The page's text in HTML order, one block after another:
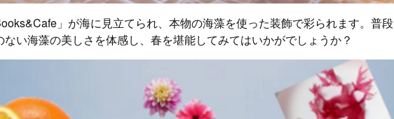
」が海に見立てられ、本物の海藻を使った装飾で彩られます。普段
ない海藻の美しさを体感し、春を堪能してみてはいかがでしょうか？